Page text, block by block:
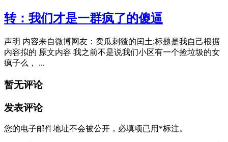
转：我们才是一群疯了的傻逼
声明 内容来自微博网友：卖瓜刺猹的闰土;标题是我自己根据
内容拟的 原文内容 我之前不是说我们小区有一个捡垃圾的女
疯子么， ...
暂无评论
发表评论
您的电子邮件地址不会被公开， 必填项已用 *标注。